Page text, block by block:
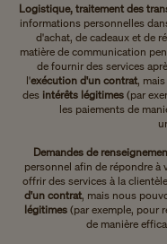
Logistique, traitement des
informations personnelles
d'achat, de cadeaux et de
matière de communication
de fournir des services
l'exécution d'un contrat,
des intérêts légitimes (par
les paiements de
Demandes de
personnel afin de répondre à
offrir des services à la
d'un contrat, mais nous
légitimes (par exemple, pour
de manière